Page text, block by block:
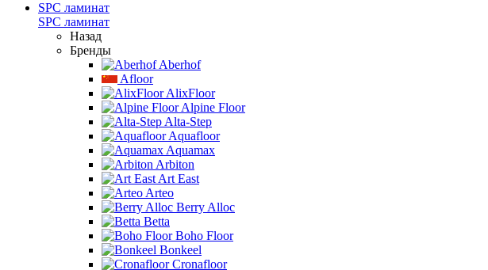
SPC ламинат
SPC ламинат
Назад
Бренды
Aberhof
Afloor
AlixFloor
Alpine Floor
Alta-Step
Aquafloor
Aquamax
Arbiton
Art East
Arteo
Berry Alloc
Betta
Boho Floor
Bonkeel
Cronafloor